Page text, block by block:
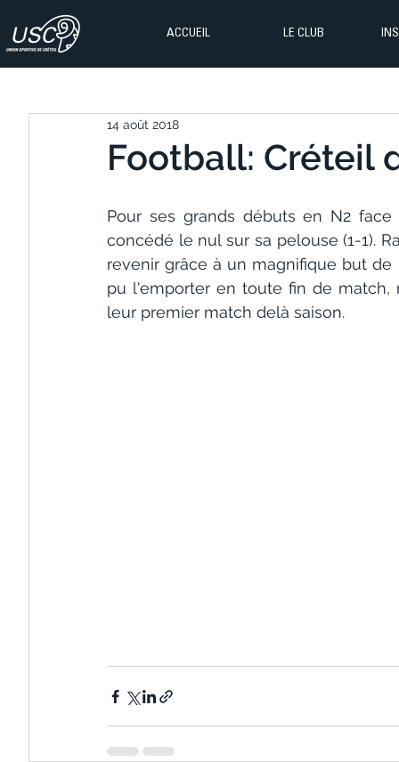
ACCUEIL LE CLUB
Football: Créteil
14 août 2018
Pour ses grands débuts en N2 face
concédé le nul sur sa pelouse (1-1).
revenir grâce à un magnifique but
pu l'emporter en toute fin de
leur premier match delà saison.